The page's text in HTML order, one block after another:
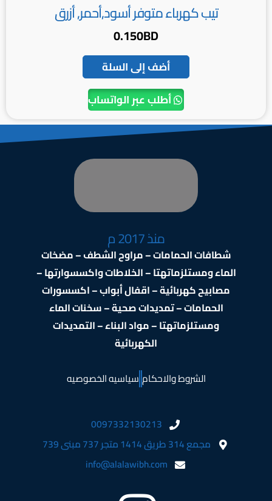
تيب كهرباء متوفر أسود,أحمر, أزرق
0.150BD
أضف إلى السلة
أطلب عبر الواتساب
منذ 2017 م
شطافات الحمامات – مراوح الشطف – مضخات
الماء ومستلزماتهتا – الخلاطات واكسسوارتها –
مصابيح كهربائية – اقفال أبواب – اكسسورات
الحمامات – تمديدات صحية – سخنات الماء
ومستلزماتهتا – مواد البناء – التمديدات
الكهربائية
الشروط والاحكام سياسيه الخصوصيه
0097332130213
مجمع 314 طريق 1414 متجر 737 مبنى 739
info@alalawibh.com